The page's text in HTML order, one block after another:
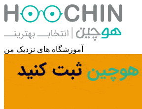
آموزشگاه های نزدیک من